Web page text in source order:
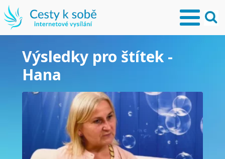
Výsledky pro štítek -
Hana